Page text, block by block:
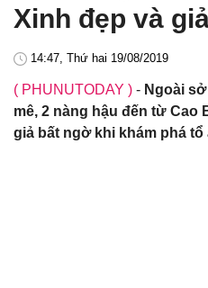
Xinh đẹp và
14:47, Thứ hai 19/08/2019
( PHUNUTODAY ) - Ngoài
mê, 2 nàng hậu đến từ Cao
giả bất ngờ khi khám phá tổ